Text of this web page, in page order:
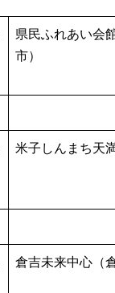
県民ふれあい会
市）
米子しんまち天
倉吉未来中心（